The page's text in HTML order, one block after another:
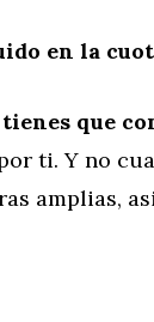
en la
que
ti. Y no
amplias,